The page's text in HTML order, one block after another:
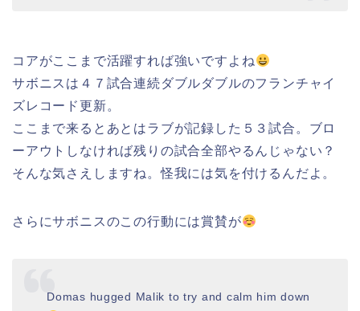
コアがここまで活躍すれば強いですよね
サボニスは４７試合連続ダブルダブルのフランチャイ
ズレコード更新。
ここまで来るとあとはラブが記録した５３試合。ブロ
ーアウトしなければ残りの試合全部やるんじゃない？
そんな気さえしますね。怪我には気を付けるんだよ。
さらにサボニスのこの行動には賞賛が
Domas hugged Malik to try and calm him down